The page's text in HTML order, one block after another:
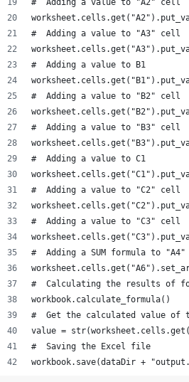
#  Adding a value to "A2" cell
#  Adding a value to "A3" cell
#  Adding a value to B1
#  Adding a value to "B2" cell
#  Adding a value to "B3" cell
#  Adding a value to C1
#  Adding a value to "C2" cell
#  Adding a value to "C3" cell
#  Adding a SUM formula to
#  Calculating the results of
workbook.calculate_formula()
#  Get the calculated value of
value =
#  Saving the Excel file
workbook.save(dataDir +